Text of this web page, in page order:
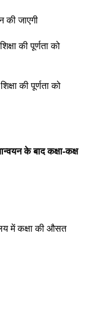
की जाएगी
की पूर्णता को
की पूर्णता को
के बाद कक्षा-कक्ष
में कक्षा की औसत